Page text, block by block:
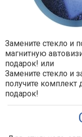
Замените стекло и
магнитную
подарок! или
Замените стекло и
получите комплект
подарок!